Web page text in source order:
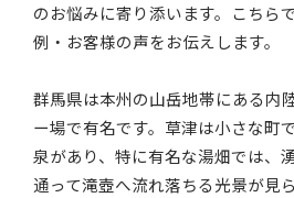
のお悩みに寄り添います。こちら
例・お客様の声をお伝えします。
群馬県は本州の山岳地帯にある内
ー場で有名です。草津は小さな町
泉があり、特に有名な湯畑では、
通って滝壺へ流れ落ちる光景が見